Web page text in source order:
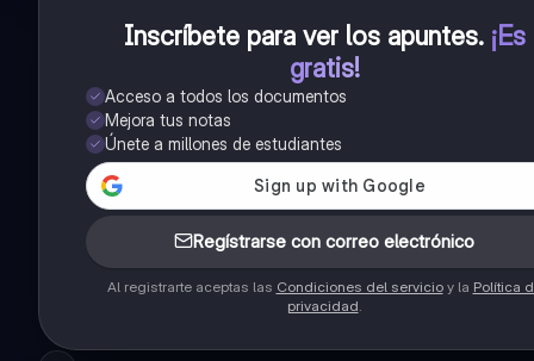
Inscríbete para ver los apuntes. ¡Es
gratis!
Acceso a todos los documentos
Mejora tus notas
Únete a millones de estudiantes
Regístrarse con correo electrónico
Al registrarte aceptas las Condiciones del servicioy la Política
privacidad.